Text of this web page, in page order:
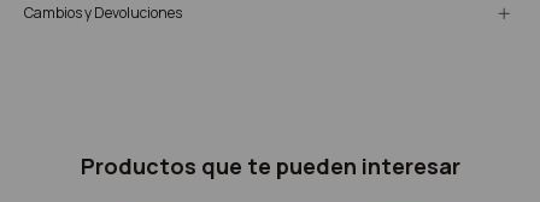
Cambios y Devoluciones
Productos que te pueden interesar